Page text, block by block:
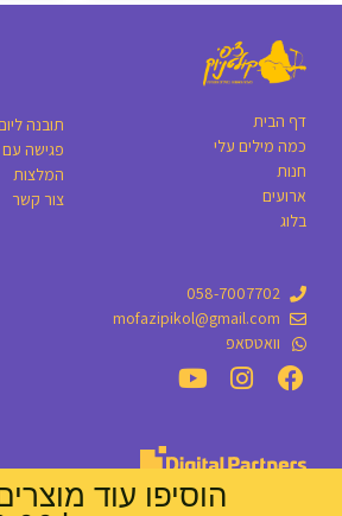
דף הבית
כמה מילים עלי
חנות
ארועים
בלוג
תובנה
פגישה
המלצות
צור קשר
058-7007702
mofazipikol@gmail.com
וואטסאפ
הוסיפו עוד